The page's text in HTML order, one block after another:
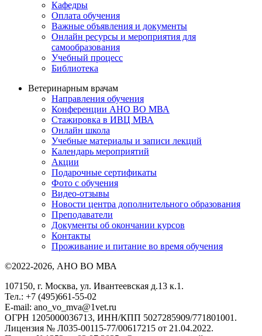
Кафедры
Оплата обучения
Важные объявления и документы
Онлайн ресурсы и мероприятия для
самообразования
Учебный процесс
Библиотека
Ветеринарным врачам
Направления обучения
Конференции АНО ВО МВА
Стажировка в ИВЦ МВА
Онлайн школа
Учебные материалы и записи лекций
Календарь мероприятий
Акции
Подарочные сертификаты
Фото с обучения
Видео-отзывы
Новости центра дополнительного образования
Преподаватели
Документы об окончании курсов
Контакты
Проживание и питание во время обучения
©2022-2026, АНО ВО МВА
107150, г. Москва, ул. Ивантеевская д.13 к.1.
Тел.: +7 (495)661-55-02
E-mail: ano_vo_mva@1vet.ru
ОГРН 1205000036713, ИНН/КПП 5027285909/771801001.
Лицензия № Л035-00115-77/00617215 от 21.04.2022.